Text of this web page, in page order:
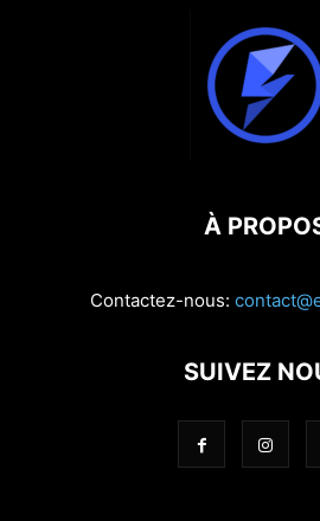
À
Contactez-nous:
SUIVEZ